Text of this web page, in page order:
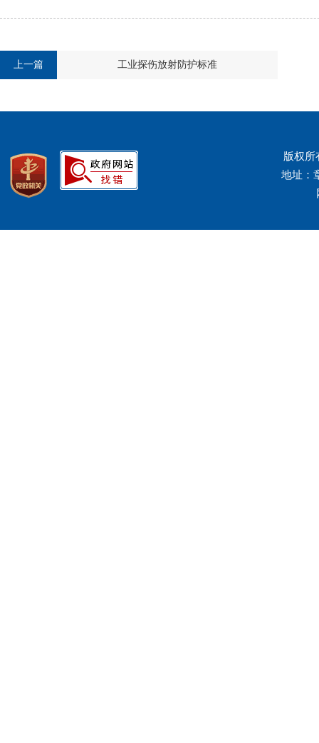
上一篇 工业探伤放射防护标准
版权所
地址：